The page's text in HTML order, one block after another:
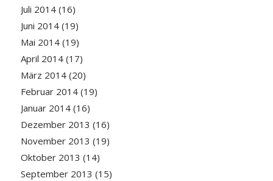
Juli 2014(16)
Juni 2014(19)
Mai 2014(19)
April 2014(17)
März 2014(20)
Februar 2014(19)
Januar 2014(16)
Dezember 2013 (16)
November 2013 (19)
Oktober 2013 (14)
September 2013 (15)